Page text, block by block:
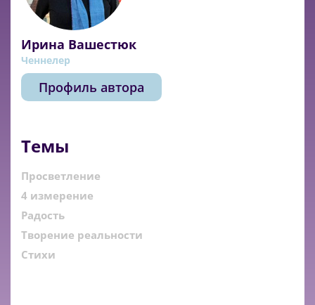
Ирина Вашестюк
Ченнелер
Профиль автора
Темы
Просветление
4 измерение
Радость
Творение реальности
Стихи